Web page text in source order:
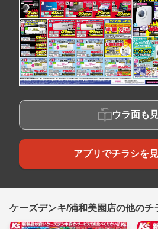
ウラ面も
アプリでチラシを
ケーズデンキ/浦和美園店の他のチ